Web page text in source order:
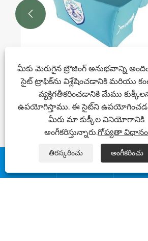
ఆకర్షణీయమైన ప్రమోషనల్ టేబుల్
కీలకమైన డిజైన్ చిట్కాలు ఏమిటి?
మరిన్ని చూడండి >>

మమ్మల్ని సంప్రదించండి
మీకు మెరుగైన బ్రౌజింగ్ అనుభవాన్ని
సైట్ ట్రాఫిక్‌ను విశ్లేషించడానికి మరియు
వ్యక్తిగతీకరించడానికి మేము
ఉపయోగిస్తాము. ఈ సైట్‌ని
మీరు మా కుక్కీల వినియోగానికి
అంగీకరిస్తున్నారు.గోప్యతా విధానం
తిరస్కరించు అంగీకరించు